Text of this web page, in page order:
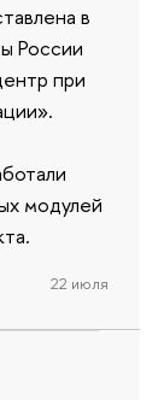
в
России
при
модулей
22 июля